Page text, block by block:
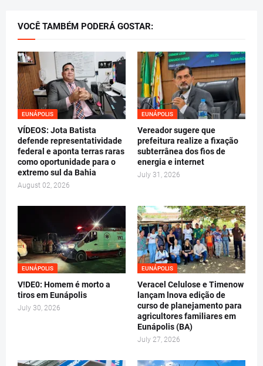
VOCÊ TAMBÉM PODERÁ GOSTAR:
EUNÁPOLIS
VÍDEOS: Jota Batista
defende representatividade
federal e aponta terras raras
como oportunidade para o
extremo sul da Bahia
August 02, 2026
EUNÁPOLIS
Vereador sugere que
prefeitura realize a fixação
subterrânea dos fios de
energia e internet
July 31, 2026
EUNÁPOLIS
V!DE0: Homem é morto a
tiros em Eunápolis
July 30, 2026
EUNÁPOLIS
Veracel Celulose e Timenow
lançam lnova edição de
curso de planejamento para
agricultores familiares em
Eunápolis (BA)
July 27, 2026